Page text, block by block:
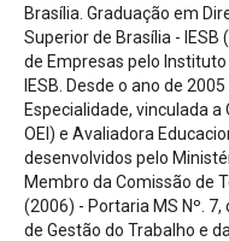
Brasília. Graduação em
Superior de Brasília -
de Empresas pelo
IESB. Desde o ano de
Especialidade, vinculada a
OEI) e Avaliadora
desenvolvidos pelo
Membro da Comissão de
(2006) - Portaria MS Nº.
de Gestão do Trabalho e